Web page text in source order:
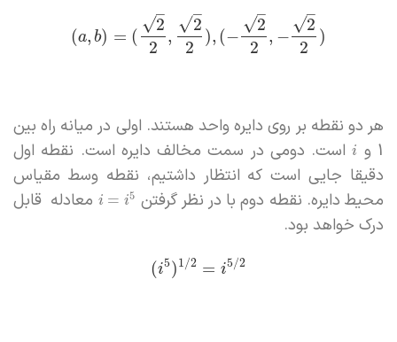
(a, b) = (
2
–
√
2
,
2
–
√
2
), (−
2
–
√
2
, −
2
–
√
2
)
هر دو نقطه بر روی دایره واحد هستند. اولی در میانه راه بین
1 و
iاست. دومی در سمت مخالف دایره است. نقطه اول
دقیقا جایی است که انتظار داشتیم، نقطه وسط مقیاس
محیط دایره. نقطه دوم با در نظر گرفتن
i = i5
معادله قابل
درک خواهد بود.
(i5)1/2 = i5/2